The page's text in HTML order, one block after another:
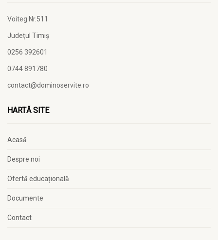
Voiteg Nr.511
Județul Timiş
0256 392601
0744 891780
contact@dominoservite.ro
HARTĂ SITE
Acasă
Despre noi
Ofertă educațională
Documente
Contact